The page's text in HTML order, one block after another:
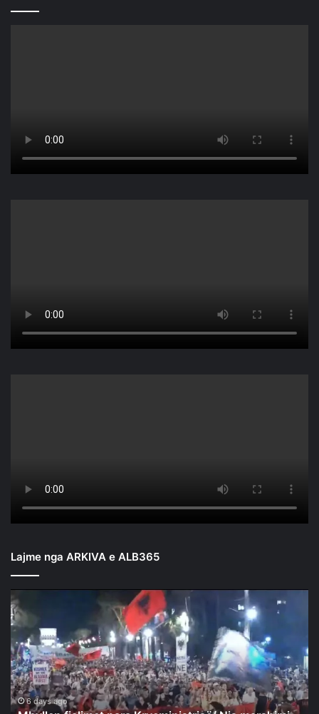
Lajme nga ARKIVA e ALB365
Mbyllen
fjalimet
para
Kryeministrisë/
Nis
marshimi
në
rrugët6 days ago